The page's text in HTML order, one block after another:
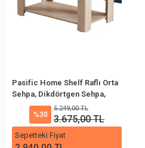
Pasific Home Shelf Raflı Orta
Sehpa, Dikdörtgen Sehpa,
İthal Meşe
%30
5.249,00 TL
3.675,00 TL
Sepetteki Fiyat